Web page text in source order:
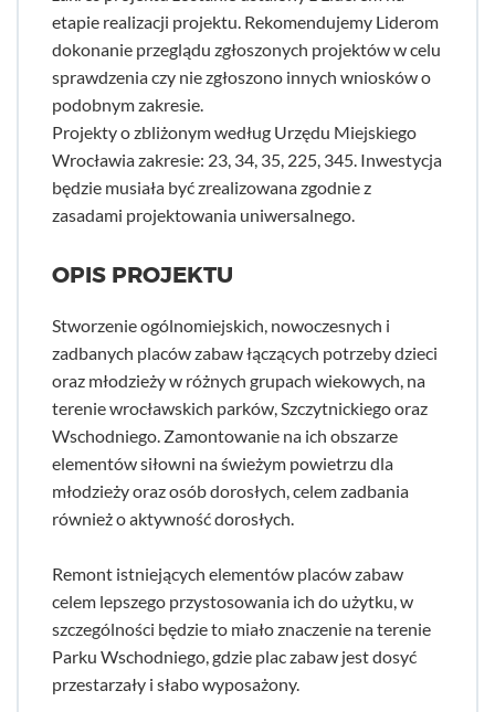
etapie realizacji projektu. Rekomendujemy Liderom
dokonanie przeglądu zgłoszonych projektów w celu
sprawdzenia czy nie zgłoszono innych wniosków o
podobnym zakresie.
Projekty o zbliżonym według Urzędu Miejskiego
Wrocławia zakresie: 23, 34, 35, 225, 345. Inwestycja
będzie musiała być zrealizowana zgodnie z
zasadami projektowania uniwersalnego.
OPIS PROJEKTU
Stworzenie ogólnomiejskich, nowoczesnych i
zadbanych placów zabaw łączących potrzeby dzieci
oraz młodzieży w różnych grupach wiekowych, na
terenie wrocławskich parków, Szczytnickiego oraz
Wschodniego. Zamontowanie na ich obszarze
elementów siłowni na świeżym powietrzu dla
młodzieży oraz osób dorosłych, celem zadbania
również o aktywność dorosłych.
Remont istniejących elementów placów zabaw
celem lepszego przystosowania ich do użytku, w
szczególności będzie to miało znaczenie na terenie
Parku Wschodniego, gdzie plac zabaw jest dosyć
przestarzały i słabo wyposażony.